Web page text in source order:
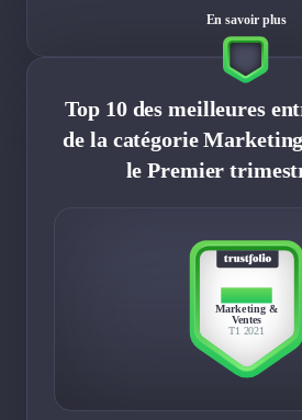
En savoir plus
Top 10 des meilleures
de la catégorie
le Premier
TOP 10
Marketing &
Ventes
T1 2021